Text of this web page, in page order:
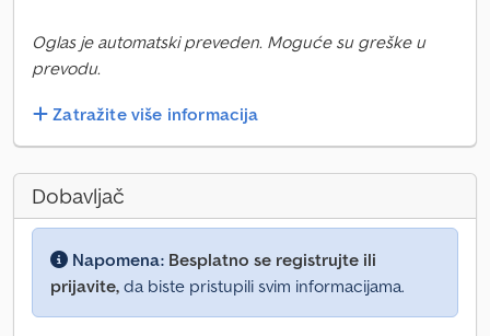
Oglas je automatski preveden. Moguće su greške u
prevodu.
Zatražite više informacija
Dobavljač
Napomena: Besplatno se registrujte ili
prijavite, da biste pristupili svim informacijama.